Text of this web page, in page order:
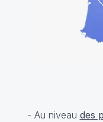
- Au niveau des